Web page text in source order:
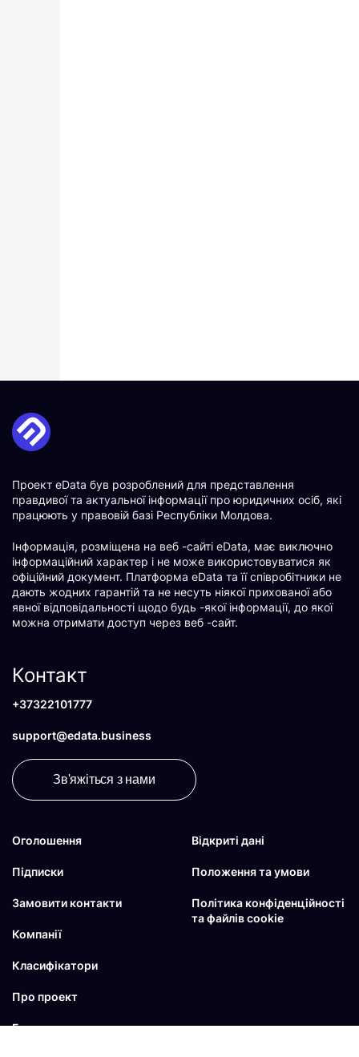
Проект eData був розроблений для представлення
правдивої та актуальної інформації про юридичних осіб, які
працюють у правовій базі Республіки Молдова.
Інформація, розміщена на веб -сайті eData, має виключно
інформаційний характер і не може використовуватися як
офіційний документ. Платформа eData та її співробітники не
дають жодних гарантій та не несуть ніякої прихованої або
явної відповідальності щодо будь -якої інформації, до якої
можна отримати доступ через веб -сайт.
Оголошення
Підписки
Замовити контакти
Компанії
Класифікатори
Про проект
Блог
Відкриті дані
Положення та умови
Політика конфіденційності
та файлів cookie
Контакт
+37322101777
support@edata.business
Зв'яжіться з нами